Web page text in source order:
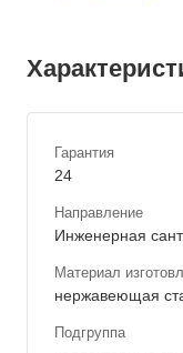
Гарантия
24
Направление
Инженерная
Материал
нержавеющая
Подгруппа